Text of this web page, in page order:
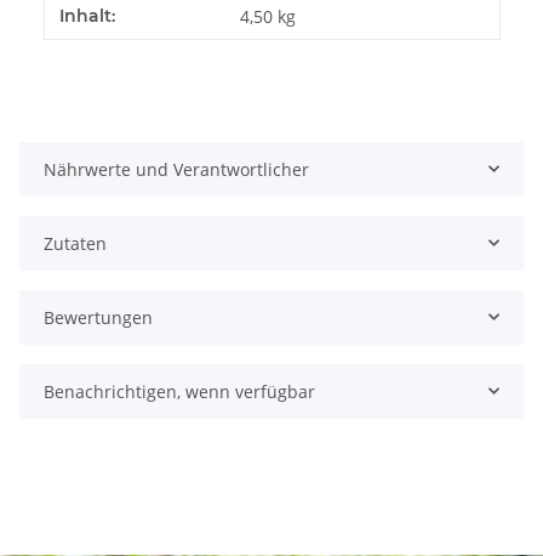
Produkteigenschaft
Wert
Inhalt: 4,50 kg
Nährwerte und Verantwortlicher
Zutaten
Bewertungen
Benachrichtigen, wenn verfügbar